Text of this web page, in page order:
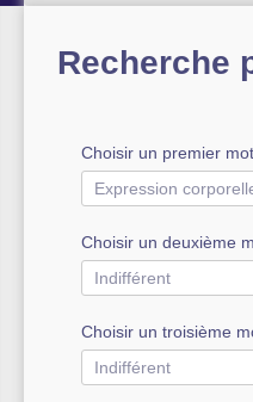
Equipements sportifs
OMS 20
Actualités
Autre équipement sportif
Actualités des associations
Recherche
Choisir un premier
Choisir un deuxième
Choisir un troisième